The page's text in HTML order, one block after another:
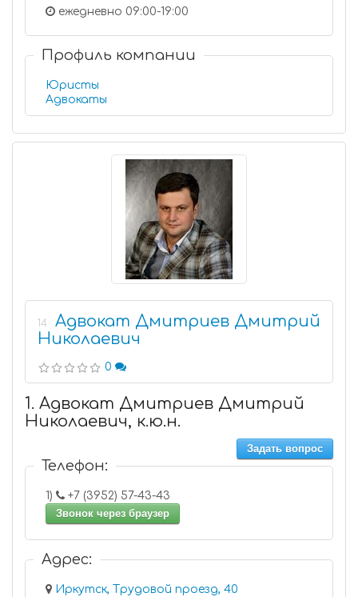
ежедневно 09:00-19:00
Профиль компании
Юристы
Адвокаты
14
Адвокат Дмитриев Дмитрий
Николаевич
0
1. Адвокат Дмитриев Дмитрий
Николаевич, к.ю.н.
Задать вопрос
Телефон:
1)
+7 (3952) 57-43-43
Звонок через браузер
Адрес:
Иркутск, Трудовой проезд, 40